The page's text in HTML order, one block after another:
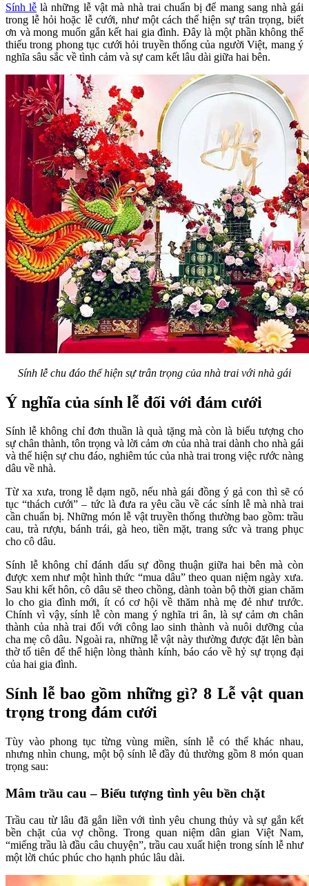
Sính lễ là những lễ vật mà nhà trai chuẩn bị để mang sang nhà gái
trong lễ hỏi hoặc lễ cưới, như một cách thể hiện sự trân trọng, biết
ơn và mong muốn gắn kết hai gia đình. Đây là một phần không thể
thiếu trong phong tục cưới hỏi truyền thống của người Việt, mang ý
nghĩa sâu sắc về tình cảm và sự cam kết lâu dài giữa hai bên.
Sính lễ chu đáo thể hiện sự trân trọng của nhà trai với nhà gái
Ý nghĩa của sính lễ đối với đám cưới
Sính lễ không chỉ đơn thuần là quà tặng mà còn là biểu tượng cho
sự chân thành, tôn trọng và lời cảm ơn của nhà trai dành cho nhà gái
và thể hiện sự chu đáo, nghiêm túc của nhà trai trong việc rước nàng
dâu về nhà.
Từ xa xưa, trong lễ dạm ngõ, nếu nhà gái đồng ý gả con thì sẽ có
tục “thách cưới” – tức là đưa ra yêu cầu về các sính lễ mà nhà trai
cần chuẩn bị. Những món lễ vật truyền thống thường bao gồm: trầu
cau, trà rượu, bánh trái, gà heo, tiền mặt, trang sức và trang phục
cho cô dâu.
Sính lễ không chỉ đánh dấu sự đồng thuận giữa hai bên mà còn
được xem như một hình thức “mua dâu” theo quan niệm ngày xưa.
Sau khi kết hôn, cô dâu sẽ theo chồng, dành toàn bộ thời gian chăm
lo cho gia đình mới, ít có cơ hội về thăm nhà mẹ đẻ như trước.
Chính vì vậy, sính lễ còn mang ý nghĩa tri ân, là sự cảm ơn chân
thành của nhà trai đối với công lao sinh thành và nuôi dưỡng của
cha mẹ cô dâu. Ngoài ra, những lễ vật này thường được đặt lên bàn
thờ tổ tiên để thể hiện lòng thành kính, báo cáo về hỷ sự trọng đại
của hai gia đình.
Sính lễ bao gồm những gì? 8 Lễ vật quan
trọng trong đám cưới
Tùy vào phong tục từng vùng miền, sính lễ có thể khác nhau,
nhưng nhìn chung, một bộ sính lễ đầy đủ thường gồm 8 món quan
trọng sau:
Mâm trầu cau – Biểu tượng tình yêu bền chặt
Trầu cau từ lâu đã gắn liền với tình yêu chung thủy và sự gắn kết
bền chặt của vợ chồng. Trong quan niệm dân gian Việt Nam,
“miếng trầu là đầu câu chuyện”, trầu cau xuất hiện trong sính lễ như
một lời chúc phúc cho hạnh phúc lâu dài.